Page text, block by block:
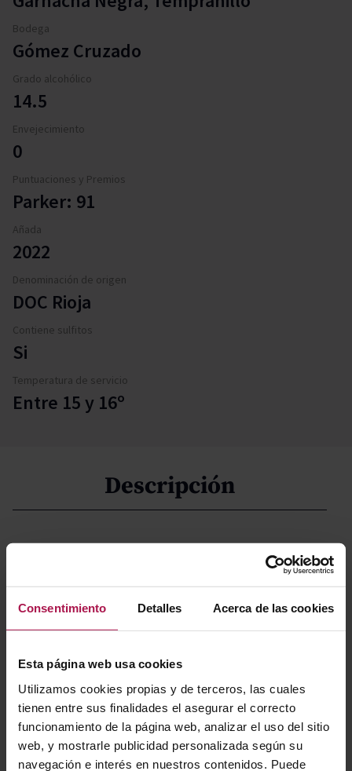
Consentimiento Detalles Acerca de las cookies
Esta página web usa cookies
Utilizamos cookies propias y de terceros, las cuales
tienen entre sus finalidades el asegurar el correcto
funcionamiento de la página web, analizar el uso del sitio
web, y mostrarle publicidad personalizada según su
navegación e interés en nuestros contenidos. Puede
Bodega
Gómez Cruzado
Grado alcohólico
14.5
Envejecimiento
0
Puntuaciones y Premios
Parker: 91
Añada
2022
Denominación de origen
DOC Rioja
Contiene sulfitos
Si
Temperatura de servicio
Entre 15 y 16º
Descripción
Elaborado a partir de uvas Tempranillo cultivadas en las
laderas de la Sierra de Cantabria y en viñedos próximos
al curso bajo del río Najerilla, junto con Garnachas
seleccionadas del Alto Najerilla, este crianza destaca
por su carácter amable y equilibrado. Presenta una
estructura sólida que invita a disfrutarlo
prolongadamente, con la madera perfectamente
integrada y un perfil armonioso que realza su elegancia.
Gastronomía